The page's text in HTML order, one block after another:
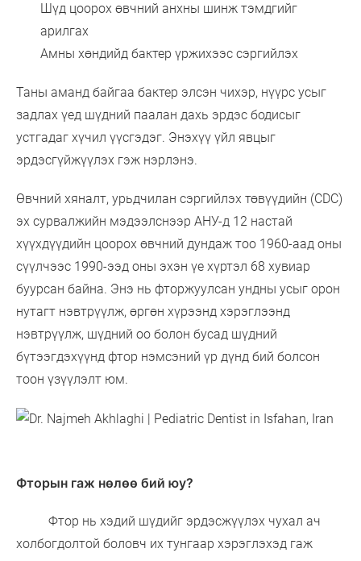
Шүд цоорох өвчний анхны шинж тэмдгийг
арилгах
Амны хөндийд бактер үржихээс сэргийлэх
Таны аманд байгаа бактер элсэн чихэр, нүүрс усыг
задлах үед шүдний паалан дахь эрдэс бодисыг
устгадаг хүчил үүсгэдэг. Энэхүү үйл явцыг
эрдэсгүйжүүлэх гэж нэрлэнэ.
Өвчний хяналт, урьдчилан сэргийлэх төвүүдийн (CDC)
эх сурвалжийн мэдээлснээр АНУ-д 12 настай
хүүхдүүдийн цоорох өвчний дундаж тоо 1960-аад оны
сүүлчээс 1990-ээд оны эхэн үе хүртэл 68 хувиар
буурсан байна. Энэ нь фторжуулсан ундны усыг орон
нутагт нэвтрүүлж, өргөн хүрээнд хэрэглээнд
нэвтрүүлж, шүдний оо болон бусад шүдний
бүтээгдэхүүнд фтор нэмсэний үр дүнд бий болсон
тоон үзүүлэлт юм.
Фторын гаж нөлөө бий юу?
Фтор нь хэдий шүдийг эрдэсжүүлэх чухал ач
холбогдолтой боловч их тунгаар хэрэглэхэд гаж